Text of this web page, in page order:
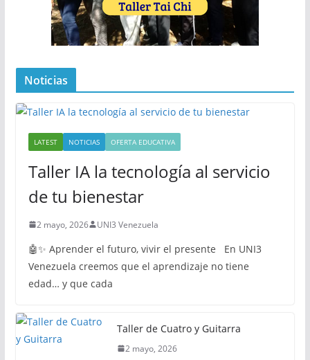
Noticias
LATEST NOTICIAS OFERTA EDUCATIVA
Taller IA la tecnología al servicio
de tu bienestar
2 mayo, 2026 UNI3 Venezuela
🤖✨ Aprender el futuro, vivir el presente En UNI3
Venezuela creemos que el aprendizaje no tiene
edad… y que cada
Taller de Cuatro y Guitarra
2 mayo, 2026